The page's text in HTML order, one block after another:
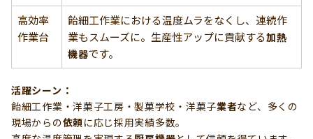
高効率
作業台
飴細工作業における温度ムラをなくし、連続作
業もスムーズに。生産性アップに貢献する加熱
機器です。
活躍シーン：
飴細工作業・洋菓子工房・製菓学校・洋菓子業者など、多くの
現場からの依頼に応じ採用実績多数。